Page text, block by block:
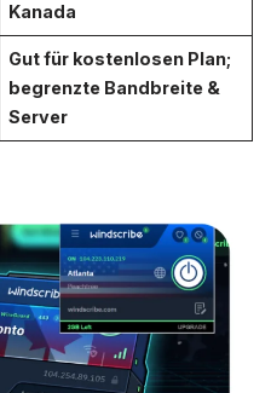
Kanada
Gut für kostenlosen Plan;
begrenzte Bandbreite &
Server